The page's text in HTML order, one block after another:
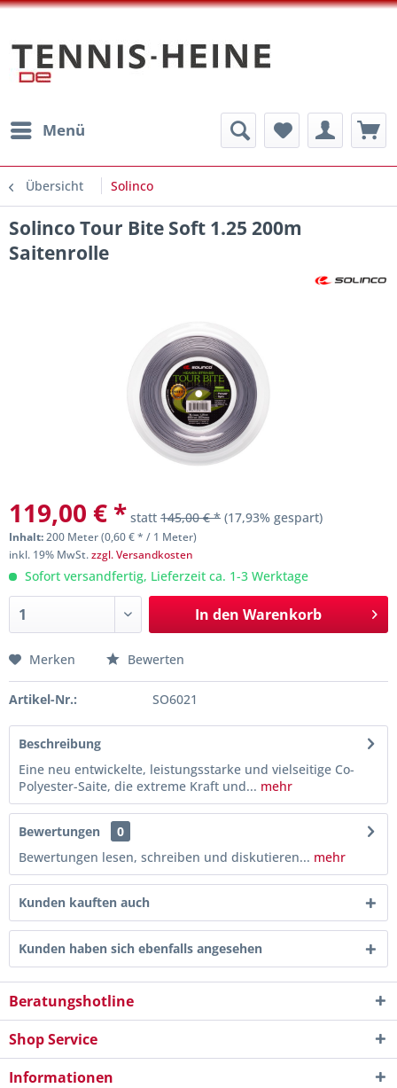
Menü
Übersicht Solinco
Solinco Tour Bite Soft 1.25 200m
Saitenrolle
119,00 € * statt 145,00 € * (17,93% gespart)
Inhalt:200 Meter (0,60 € * / 1 Meter)
inkl. 19% MwSt.zzgl. Versandkosten
Sofort versandfertig, Lieferzeit ca. 1-3 Werktage
In den Warenkorb
Merken Bewerten
Artikel-Nr.: SO6021
Beschreibung
Eine neu entwickelte, leistungsstarke und vielseitige Co-
Polyester-Saite, die extreme Kraft und... mehr
Bewertungen
0
Bewertungen lesen, schreiben und diskutieren... mehr
Kunden kauften auch
Kunden haben sich ebenfalls angesehen
Beratungshotline
Shop Service
Informationen